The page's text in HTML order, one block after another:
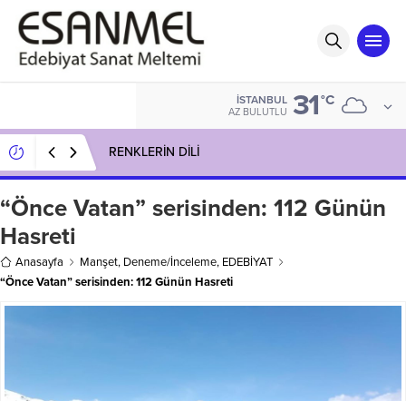
İSTANBUL
AZ BULUTLU 31°C
RENKLERİN DİLİ
“Önce Vatan” serisinden: 112 Günün
Hasreti
Anasayfa Manşet, Deneme/İnceleme, EDEBİYAT
“Önce Vatan” serisinden: 112 Günün Hasreti